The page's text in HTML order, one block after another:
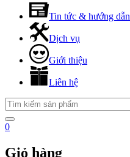
Tin tức & hướng dẫn
Dịch vụ
Giới thiệu
Liên hệ
0
Giỏ hàng